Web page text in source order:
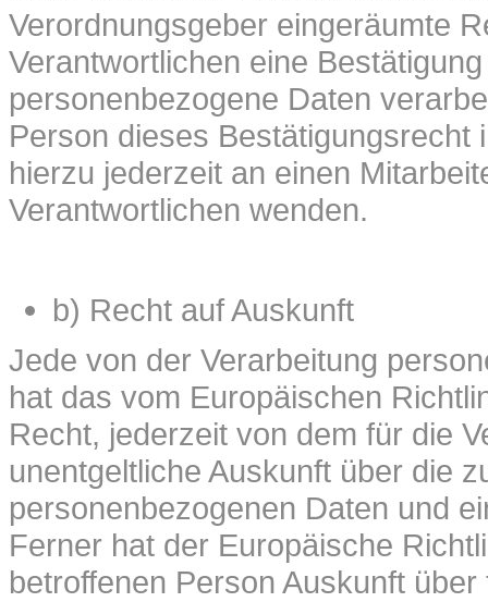
Verordnungsgeber eingeräumte
Verantwortlichen eine
personenbezogene Daten
Person dieses Bestätigungsrecht
hierzu jederzeit an einen
Verantwortlichen wenden.
b) Recht auf Auskunft
Jede von der Verarbeitung
hat das vom Europäischen
Recht, jederzeit von dem für die
unentgeltliche Auskunft über die
personenbezogenen Daten und
Ferner hat der Europäische
betroffenen Person Auskunft